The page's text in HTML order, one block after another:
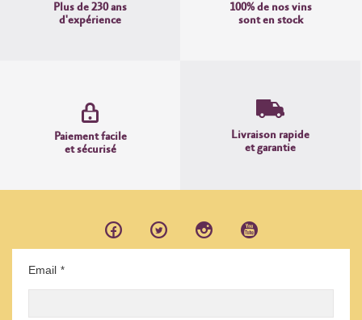
Plus de 230 ans
d'expérience
100% de nos vins
sont en stock
Paiement facile
et sécurisé
Livraison rapide
et garantie
Email *